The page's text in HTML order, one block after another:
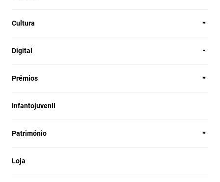
Cultura
Digital
Prémios
Infantojuvenil
Património
Loja